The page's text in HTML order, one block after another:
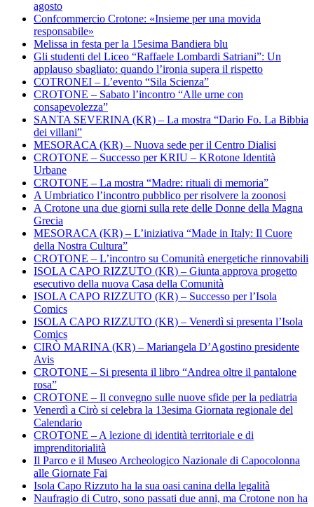
agosto
Confcommercio Crotone: «Insieme per una movida
responsabile»
Melissa in festa per la 15esima Bandiera blu
Gli studenti del Liceo “Raffaele Lombardi Satriani”: Un
applauso sbagliato: quando l’ironia supera il rispetto
COTRONEI – L’evento “Sila Scienza”
CROTONE – Sabato l’incontro “Alle urne con
consapevolezza”
SANTA SEVERINA (KR) – La mostra “Dario Fo. La Bibbia
dei villani”
MESORACA (KR) – Nuova sede per il Centro Dialisi
CROTONE – Successo per KRIU – KRotone Identità
Urbane
CROTONE – La mostra “Madre: rituali di memoria”
A Umbriatico l’incontro pubblico per risolvere la zoonosi
A Crotone una due giorni sulla rete delle Donne della Magna
Grecia
MESORACA (KR) – L’iniziativa “Made in Italy: Il Cuore
della Nostra Cultura”
CROTONE – L’incontro su Comunità energetiche rinnovabili
ISOLA CAPO RIZZUTO (KR) – Giunta approva progetto
esecutivo della nuova Casa della Comunità
ISOLA CAPO RIZZUTO (KR) – Successo per l’Isola
Comics
ISOLA CAPO RIZZUTO (KR) – Venerdì si presenta l’Isola
Comics
CIRÒ MARINA (KR) – Mariangela D’Agostino presidente
Avis
CROTONE – Si presenta il libro “Andrea oltre il pantalone
rosa”
CROTONE – Il convegno sulle nuove sfide per la pediatria
Venerdì a Cirò si celebra la 13esima Giornata regionale del
Calendario
CROTONE – A lezione di identità territoriale e di
imprenditorialità
Il Parco e il Museo Archeologico Nazionale di Capocolonna
alle Giornate Fai
Isola Capo Rizzuto ha la sua oasi canina della legalità
Naufragio di Cutro, sono passati due anni, ma Crotone non ha